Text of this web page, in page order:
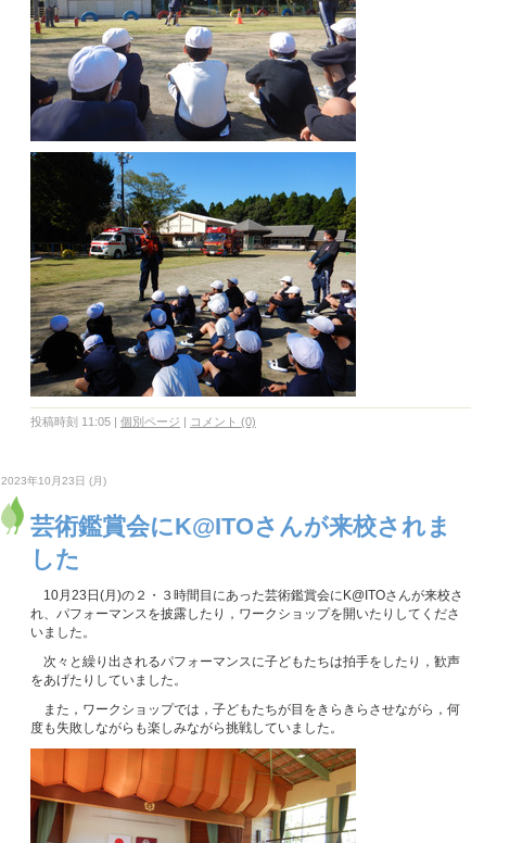
投稿時刻 11:05 | 個別ページ | コメント (0)
2023年10月23日 (月)
芸術鑑賞会にK@ITOさんが来校されま
した
10月23日(月)の２・３時間目にあった芸術鑑賞会にK@ITOさんが来校さ
れ、パフォーマンスを披露したり，ワークショップを開いたりしてくださ
いました。
次々と繰り出されるパフォーマンスに子どもたちは拍手をしたり，歓声
をあげたりしていました。
また，ワークショップでは，子どもたちが目をきらきらさせながら，何
度も失敗しながらも楽しみながら挑戦していました。